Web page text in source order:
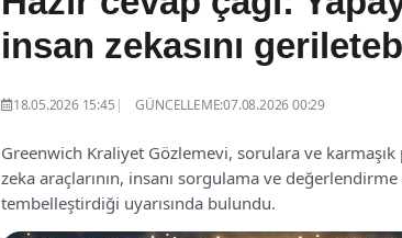
insan zekasını
18.05.2026 15:45 GÜNCELLEME:07.08.2026 00:29
Greenwich Kraliyet Gözlemevi, sorulara ve
zeka araçlarının, insanı sorgulama ve değerlendirme
tembelleştirdiği uyarısında bulundu.